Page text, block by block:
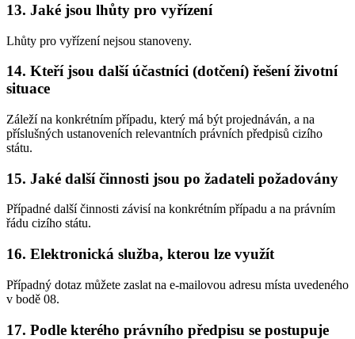
13. Jaké jsou lhůty pro vyřízení
Lhůty pro vyřízení nejsou stanoveny.
14. Kteří jsou další účastníci (dotčení) řešení životní
situace
Záleží na konkrétním případu, který má být projednáván, a na
příslušných ustanoveních relevantních právních předpisů cizího
státu.
15. Jaké další činnosti jsou po žadateli požadovány
Případné další činnosti závisí na konkrétním případu a na právním
řádu cizího státu.
16. Elektronická služba, kterou lze využít
Případný dotaz můžete zaslat na e-mailovou adresu místa uvedeného
v bodě 08.
17. Podle kterého právního předpisu se postupuje